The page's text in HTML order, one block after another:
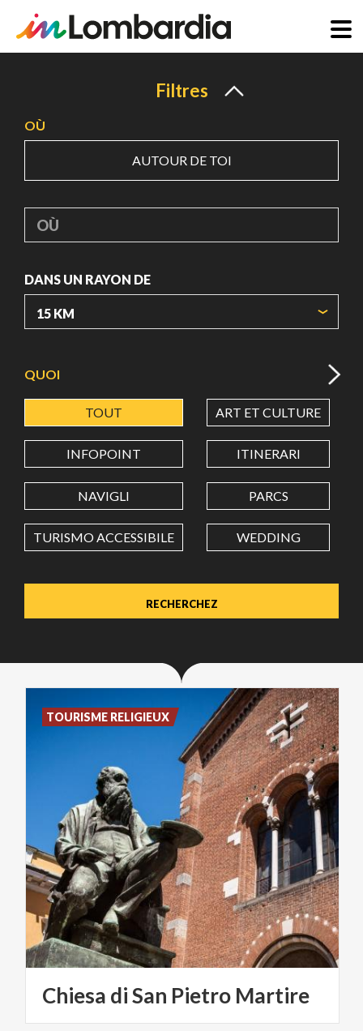
principal
Filtres
OÙ
AUTOUR DE TOI
OÙ
DANS UN RAYON DE
LATITUDE
LONGITUDE
Value in decimal degrees. Use dot (.) as decimal separator.
QUOI
TOUT ART ET CULTURE
INFOPOINT ITINERARI
NAVIGLI PARCS
TURISMO ACCESSIBILE WEDDING
Chiesa diSan Pietro Martire
TOURISME RELIGIEUX